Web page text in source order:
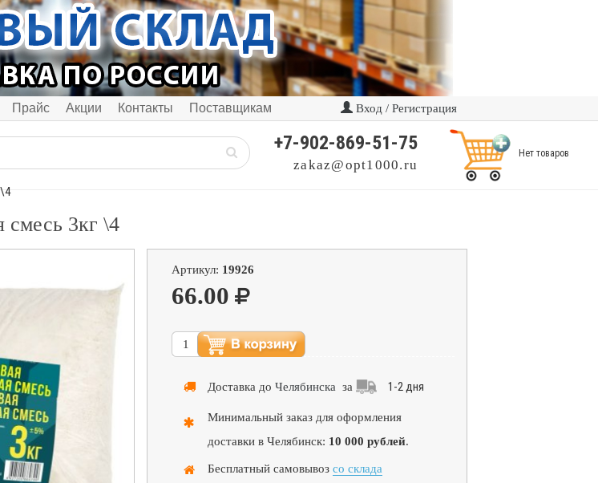
Прайс Акции Контакты Поставщикам Вход / Регистрация
+7-902-869-51-75
zakaz@opt1000.ru
Нет товаров
смесь 3кг \4
Артикул: 19926
66.00
Доставка до Челябинска за 1-2 дня
Минимальный заказ для оформления
доставки в Челябинск: 10 000 рублей.
Бесплатный самовывоз со склада